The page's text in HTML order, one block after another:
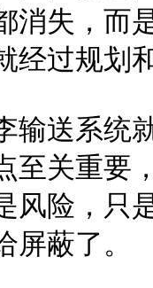
消失，而
经过规划
输送系统
至关重要
风险，只
蔽了。